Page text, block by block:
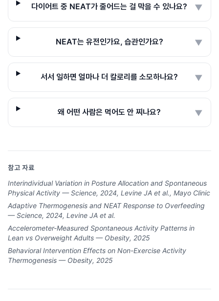
다이어트 중 NEAT가 줄어드는 걸 막을 수 있나요? ▼
NEAT는 유전인가요, 습관인가요? ▼
서서 일하면 얼마나 더 칼로리를 소모하나요? ▼
왜 어떤 사람은 먹어도 안 찌나요? ▼
참고 자료
Interindividual Variation in Posture Allocation and Spontaneous
Physical Activity — Science, 2024, Levine JA et al., Mayo Clinic
Adaptive Thermogenesis and NEAT Response to Overfeeding
— Science, 2024, Levine JA et al.
Accelerometer-Measured Spontaneous Activity Patterns in
Lean vs Overweight Adults — Obesity, 2025
Behavioral Intervention Effects on Non-Exercise Activity
Thermogenesis — Obesity, 2025